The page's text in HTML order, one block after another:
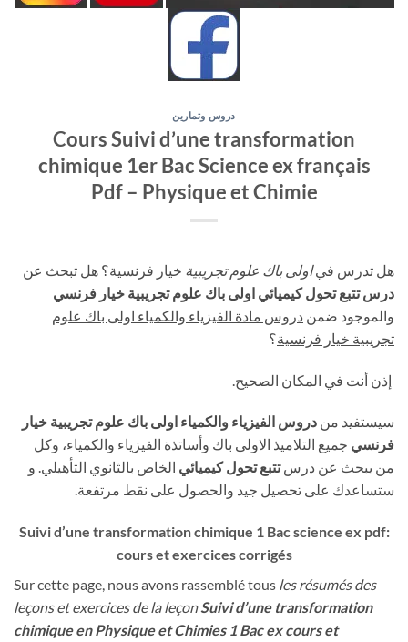
دروس وتمارين
Cours Suivi d’une transformation
chimique 1er Bac Science ex français
Pdf – Physique et Chimie
هل تدرس فياولى باك علوم تجريبية خيار فرنسية؟ هل تبحث عن
درس تتبع تحول كيميائي اولى باك علوم تجريبية خيار فرنسي
والموجود ضمن دروس مادة الفيزياء والكمياء اولى باك علوم
تجريبية خيار فرنسية؟
إذن أنت في المكان الصحيح.
سيستفيد من دروس الفيزياء والكمياء اولى باك علوم تجريبية خيار
فرنسي جميع التلاميذ الاولى باك وأساتذة الفيزياء والكمياء، وكل
من يبحث عن درستتبع تحول كيميائي الخاص بالثانوي التأهيلي. و
ستساعدك على تحصيل جيد والحصول على نقط مرتفعة.
Suivi d’une transformation chimique 1 Bac science ex pdf:
cours et exercices corrigés
Sur cette page, nous avons rassemblé tous les résumés des
leçons et exercices de la leçonSuivi d’une transformation
chimique en Physique et Chimies 1 Bac ex cours et